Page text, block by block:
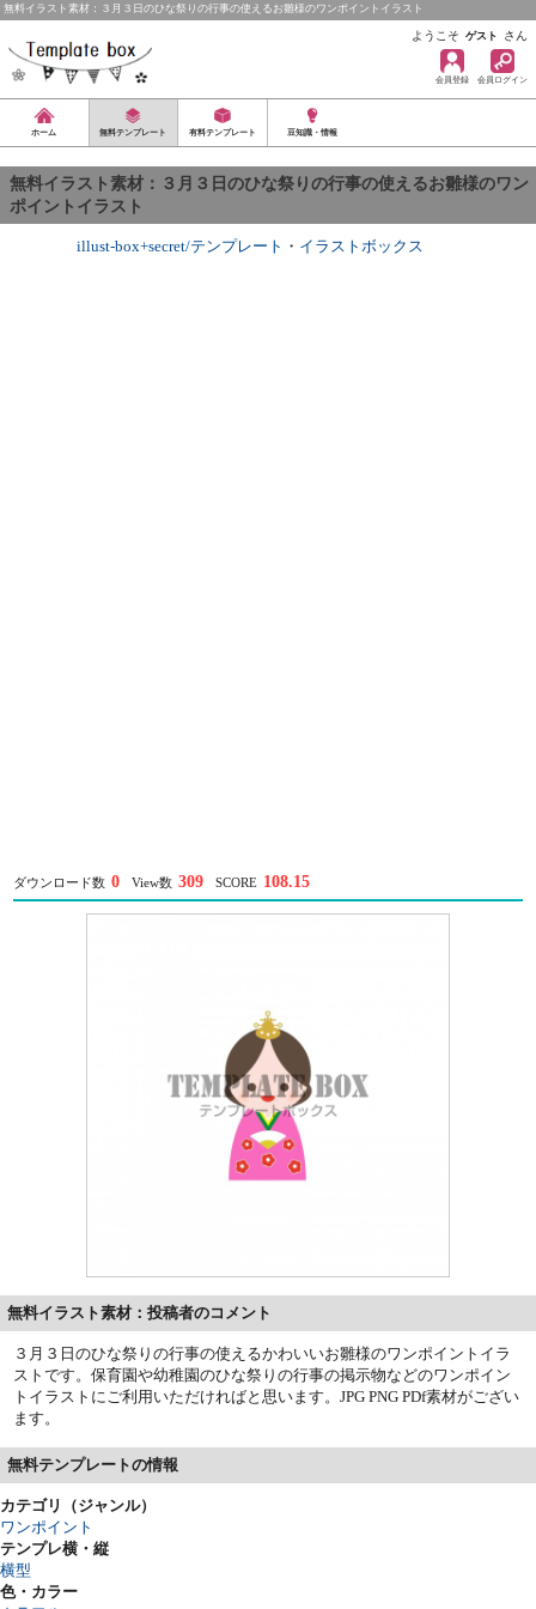
無料イラスト素材：３月３日のひな祭りの行事の使えるお雛様のワンポイントイラスト
ようこそ ゲスト さん
会員登録 会員ログイン
ホーム 無料テンプレート 有料テンプレート 豆知識・情報
無料イラスト素材：３月３日のひな祭りの行事の使えるお雛様のワン
ポイントイラスト
illust-box+secret/テンプレート ・ イラストボックス
ダウンロード数 0 View数 309 SCORE 108.15
無料イラスト素材：投稿者のコメント
３月３日のひな祭りの行事の使えるかわいいお雛様のワンポイントイラ
ストです。保育園や幼稚園のひな祭りの行事の掲示物などのワンポイン
トイラストにご利用いただければと思います。JPG PNG PDf素材がござい
ます。
無料テンプレートの情報
カテゴリ（ジャンル）
ワンポイント
テンプレ横・縦
横型
色・カラー